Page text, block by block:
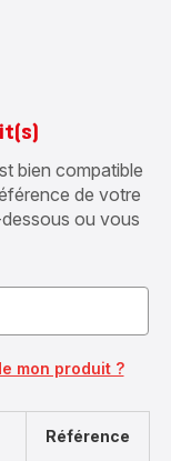
bien compatible
de votre
ou vous
mon produit ?
Référence